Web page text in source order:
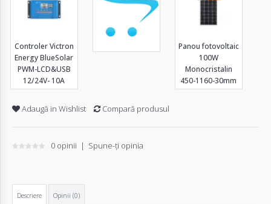
Controler Victron
Energy BlueSolar
PWM-LCD&USB
12/24V- 10A
Panou fotovoltaic
100W
Monocristalin
450-1160-30mm
Adaugă in Wishlist Compară produsul
0 opinii | Spune-ţi opinia
Descriere Opinii (0)